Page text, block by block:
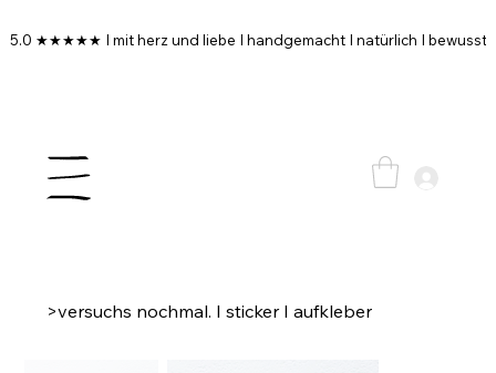
5.0 ★★★★★ I mit herz und liebe I handgemacht I natürlich I bewusst
>versuchs nochmal. I sticker I aufkleber